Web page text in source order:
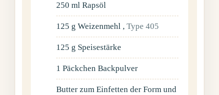
250 ml Rapsöl
125 g Weizenmehl ,Type 405
125 g Speisestärke
1 Päckchen Backpulver
Butter zum Einfetten der Form und